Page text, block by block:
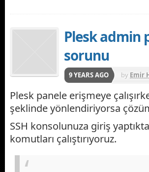
Plesk admin
sorunu
9 YEARS AGO by Emir
Plesk panele erişmeye
şeklinde yönlendiriyorsa
SSH konsolunuza giriş
komutları çalıştırıyoruz.